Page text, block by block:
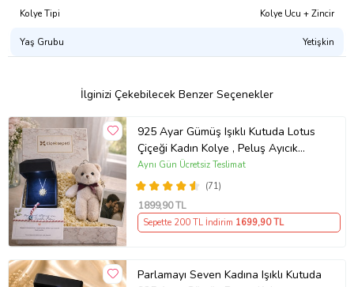
Kolye Tipi Kolye Ucu + Zincir
Yaş Grubu Yetişkin
İlginizi Çekebilecek Benzer Seçenekler
925 Ayar Gümüş Işıklı Kutuda Lotus
Çiçeği Kadın Kolye , Peluş Ayıcık
Anahtarlık Marteniçka Bileklik,
Polaroid Fotoğraf Hediye
(71)
Aynı Gün Ücretsiz Teslimat
1899,90 TL
Sepette 200 TL İndirim 1699,90 TL
Parlamayı Seven Kadına Işıklı Kutuda